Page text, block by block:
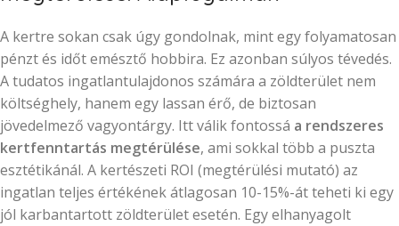
A kertre sokan csak úgy gondolnak, mint egy folyamatosan
pénzt és időt emésztő hobbira. Ez azonban súlyos tévedés.
A tudatos ingatlantulajdonos számára a zöldterület nem
költséghely, hanem egy lassan érő, de biztosan
jövedelmező vagyontárgy. Itt válik fontossá a rendszeres
kertfenntartás megtérülése, ami sokkal több a puszta
esztétikánál. A kertészeti ROI (megtérülési mutató) az
ingatlan teljes értékének átlagosan 10-15%-át teheti ki egy
jól karbantartott zöldterület esetén. Egy elhanyagolt